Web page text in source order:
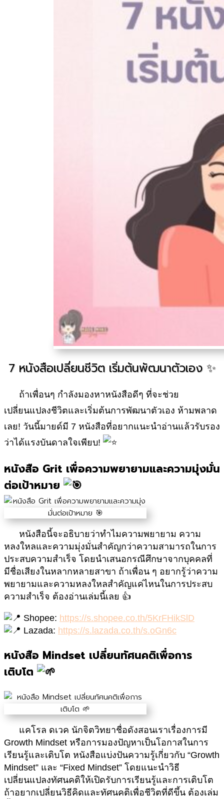
7 หนังสือเปลี่ยนชีวิต เริ่มต้นพัฒนาตัวเอง ✨
ถ้าเพื่อนๆ กำลังมองหาหนังสือดีๆ ที่จะช่วย
เปลี่ยนแปลงชีวิตและเริ่มต้นการพัฒนาตัวเอง ห้ามพลาด
เลย! วันนี้มายด์มี 7 หนังสือที่อยากแนะนำอ่านแล้วรับรอง
ว่าได้แรงบันดาลใจเพียบ!
หนังสือ Grit เพื่อความพยายามและความมุ่งมั่น
ต่อเป้าหมาย
หนังสือนี้จะอธิบายว่าทำไมความพยายาม ความ
หลงใหลและความมุ่งมั่นสำคัญกว่าความสามารถในการ
ประสบความสำเร็จ โดยนำเสนอกรณีศึกษาจากบุคคลที่
มีชื่อเสียงในหลากหลายสาขา ถ้าเพื่อน ๆ อยากรู้ว่าความ
พยายามและความหลงใหลสำคัญแค่ไหนในการประสบ
ความสำเร็จ ต้องอ่านเล่มนี้เลย 👍
Shopee: https://s.shopee.co.th/5KrFHikSlD
Lazada: https://s.lazada.co.th/s.oGn6c
หนังสือ Mindset เปลี่ยนทัศนคติเพื่อการ
เติบโต
แคโรล ดเวค นักจิตวิทยาชื่อดังสอนเราเรื่องการมี
Growth Mindset หรือการมองปัญหาเป็นโอกาสในการ
เรียนรู้และเติบโต หนังสือแบ่งปันความรู้เกี่ยวกับ “Growth
Mindset” และ “Fixed Mindset” โดยแนะนำวิธี
เปลี่ยนแปลงทัศนคติให้เปิดรับการเรียนรู้และการเติบโต
ถ้าอยากเปลี่ยนวิธีคิดและทัศนคติเพื่อชีวิตที่ดีขึ้น ต้องเล่ม